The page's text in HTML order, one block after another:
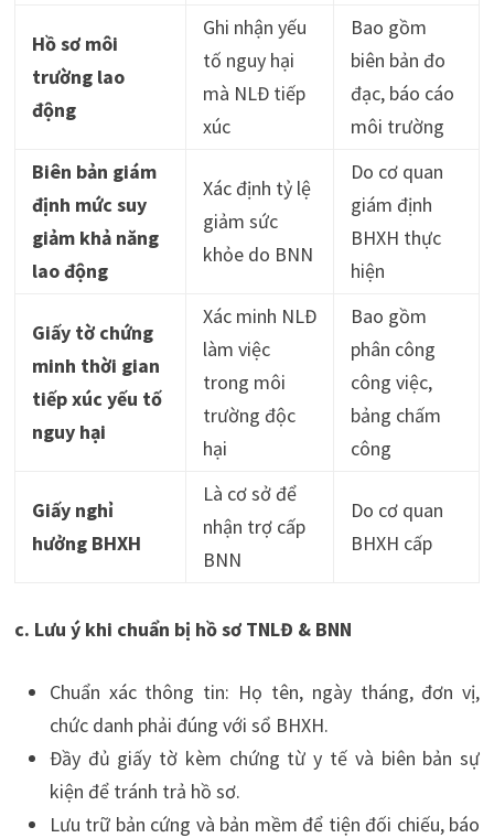
Hồ sơ môi
trường lao
động
Ghi nhận yếu
tố nguy hại
mà NLĐ tiếp
xúc
Bao gồm
biên bản đo
đạc, báo cáo
môi trường
Biên bản giám
định mức suy
giảm khả năng
lao động
Xác định tỷ lệ
giảm sức
khỏe do BNN
Do cơ quan
giám định
BHXH thực
hiện
Giấy tờ chứng
minh thời gian
tiếp xúc yếu tố
nguy hại
Xác minh NLĐ
làm việc
trong môi
trường độc
hại
Bao gồm
phân công
công việc,
bảng chấm
công
Giấy nghỉ
hưởng BHXH
Là cơ sở để
nhận trợ cấp
BNN
Do cơ quan
BHXH cấp
c. Lưu ý khi chuẩn bị hồ sơ TNLĐ & BNN
Chuẩn xác thông tin: Họ tên, ngày tháng, đơn vị,
chức danh phải đúng với sổ BHXH.
Đầy đủ giấy tờ kèm chứng từ y tế và biên bản sự
kiện để tránh trả hồ sơ.
Lưu trữ bản cứng và bản mềm để tiện đối chiếu, báo